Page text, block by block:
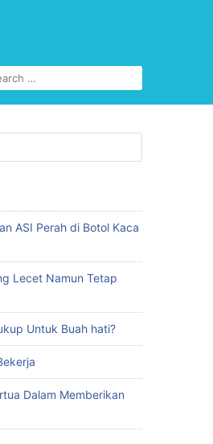
ASI Perah di Botol Kaca
Lecet Namun Tetap
Untuk Buah hati?
Dalam Memberikan